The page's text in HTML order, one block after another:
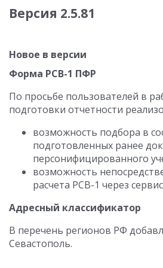
Версия 2.5.81
Новое в версии
Форма РСВ-1 ПФР
По просьбе пользователей в
подготовки отчетности
возможность подбора в
подготовленных ранее
персонифицированного
возможность
расчета РСВ-1 через
Адресный классификатор
В перечень регионов РФ
Севастополь.